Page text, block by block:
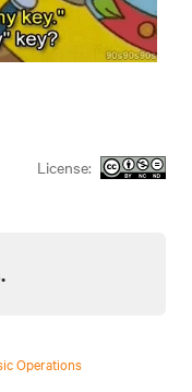
License:
Operations